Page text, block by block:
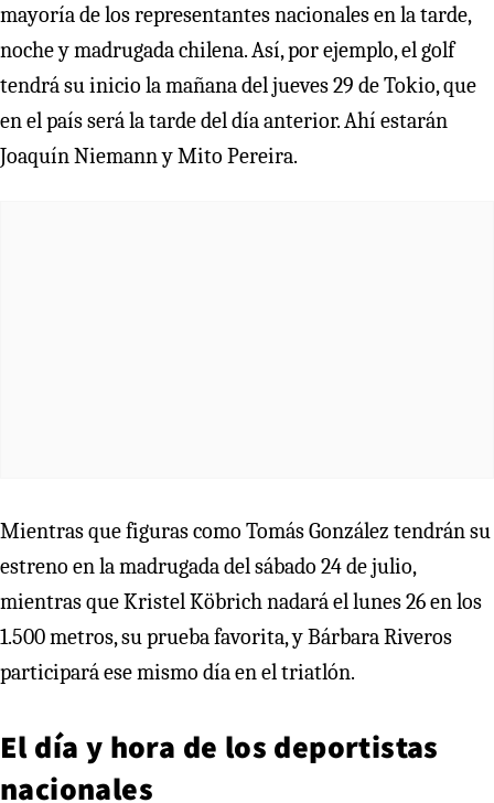
mayoría de los representantes nacionales en la tarde,
noche y madrugada chilena. Así, por ejemplo, el golf
tendrá su inicio la mañana del jueves 29 de Tokio, que
en el país será la tarde del día anterior. Ahí estarán
Joaquín Niemann y Mito Pereira.
Mientras que figuras como Tomás González tendrán su
estreno en la madrugada del sábado 24 de julio,
mientras que Kristel Köbrich nadará el lunes 26 en los
1.500 metros, su prueba favorita, y Bárbara Riveros
participará ese mismo día en el triatlón.
El día y hora de los deportistas
nacionales